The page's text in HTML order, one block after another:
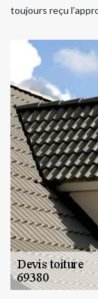
toujours reçu